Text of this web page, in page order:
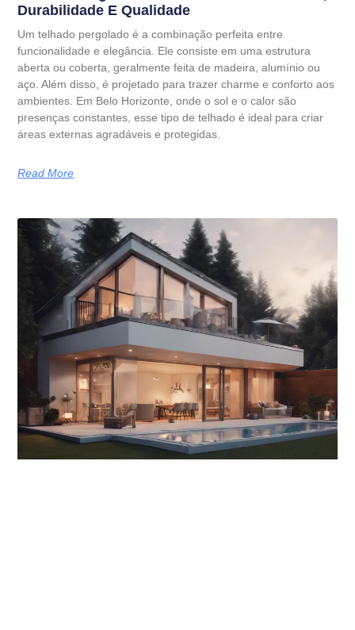
Durabilidade E Qualidade
Um telhado pergolado é a combinação perfeita entre
funcionalidade e elegância. Ele consiste em uma estrutura
aberta ou coberta, geralmente feita de madeira, alumínio ou
aço. Além disso, é projetado para trazer charme e conforto aos
ambientes. Em Belo Horizonte, onde o sol e o calor são
presenças constantes, esse tipo de telhado é ideal para criar
áreas externas agradáveis e protegidas.
Read More